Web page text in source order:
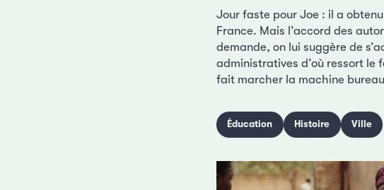
Jour faste pour Joe : il a
France. Mais l’accord des
demande, on lui suggère de
administratives d’où ressort le
fait marcher la machine
Éducation Histoire Ville